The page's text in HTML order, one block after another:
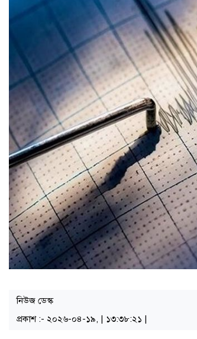
নিউজ ডেস্ক
প্রকাশ :- ২০২৬-০৪-১৯, | ১৩:৩৮:২১ |